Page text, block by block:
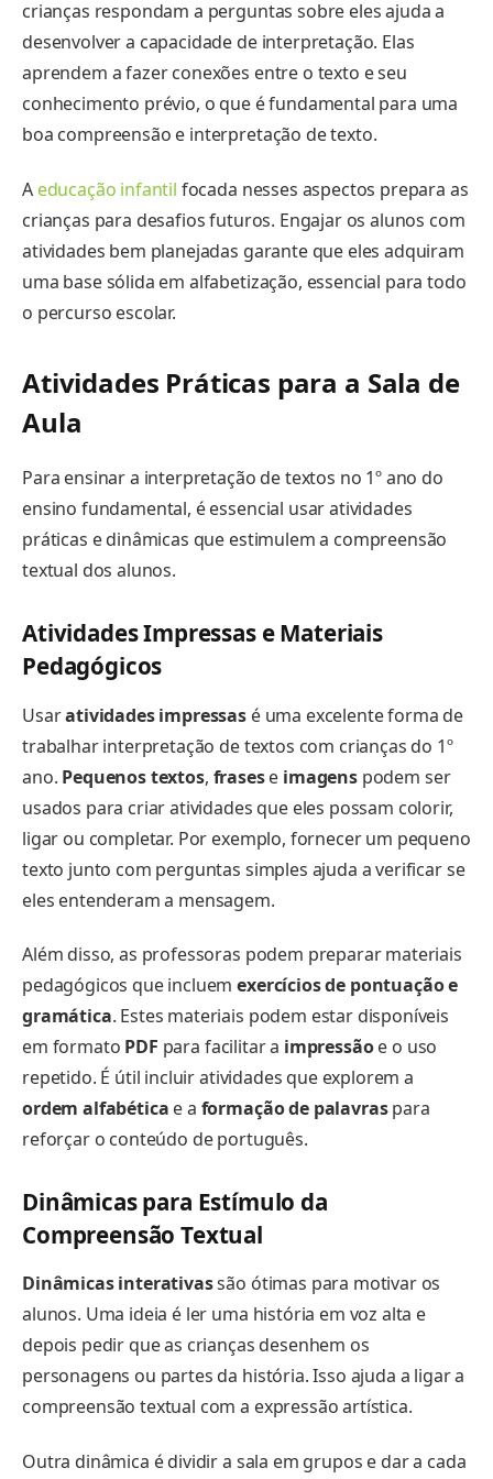
crianças respondam a perguntas sobre eles ajuda a
desenvolver a capacidade de interpretação. Elas
aprendem a fazer conexões entre o texto e seu
conhecimento prévio, o que é fundamental para uma
boa compreensão e interpretação de texto.
A educação infantil focada nesses aspectos prepara as
crianças para desafios futuros. Engajar os alunos com
atividades bem planejadas garante que eles adquiram
uma base sólida em alfabetização, essencial para todo
o percurso escolar.
Atividades Práticas para a Sala de
Aula
Para ensinar a interpretação de textos no 1º ano do
ensino fundamental, é essencial usar atividades
práticas e dinâmicas que estimulem a compreensão
textual dos alunos.
Atividades Impressas e Materiais
Pedagógicos
Usaratividades impressas é uma excelente forma de
trabalhar interpretação de textos com crianças do 1º
ano. Pequenos textos, frasese imagenspodem ser
usados para criar atividades que eles possam colorir,
ligar ou completar. Por exemplo, fornecer um pequeno
texto junto com perguntas simples ajuda a verificar se
eles entenderam a mensagem.
Além disso, as professoras podem preparar materiais
pedagógicos que incluemexercícios de pontuação e
gramática. Estes materiais podem estar disponíveis
em formato PDF para facilitar a impressãoe o uso
repetido. É útil incluir atividades que explorem a
ordem alfabética e a formação de palavraspara
reforçar o conteúdo de português.
Dinâmicas para Estímulo da
Compreensão Textual
Dinâmicas interativassão ótimas para motivar os
alunos. Uma ideia é ler uma história em voz alta e
depois pedir que as crianças desenhem os
personagens ou partes da história. Isso ajuda a ligar a
compreensão textual com a expressão artística.
Outra dinâmica é dividir a sala em grupos e dar a cada